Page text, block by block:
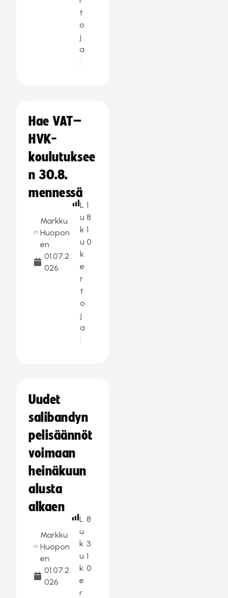
t
o
j
a
:
Hae VAT–
HVK-
koulutuksee
n 30.8.
mennessä
Markku
Huopon
en
01.07.2
026
L
u
k
u
k
e
r
t
o
j
a
:
1
8
1
0
Uudet
salibandyn
pelisäännöt
voimaan
heinäkuun
alusta
alkaen
Markku
Huopon
en
01.07.2
026
L
u
k
u
k
e
r
8
3
1
0